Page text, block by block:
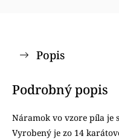
Popis
Podrobný popis
Náramok vo vzore píla je
Vyrobený je zo 14